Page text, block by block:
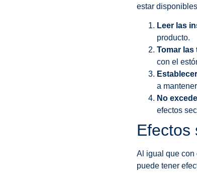
estar
Leer las
producto.
Tomar las
con el
a
No
efectos
Efectos
Al igual que con
puede tener